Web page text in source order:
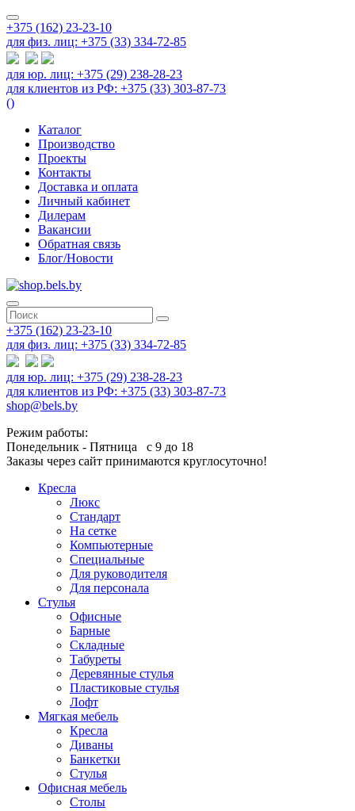
+375 (162) 23-23-10
для физ. лиц: +375 (33) 334-72-85
для юр. лиц: +375 (29) 238-28-23
для клиентов из РФ: +375 (33) 303-87-73
()
Каталог
Производство
Проекты
Контакты
Доставка и оплата
Личный кабинет
Дилерам
Вакансии
Обратная связь
Блог/Новости
+375 (162) 23-23-10
для физ. лиц: +375 (33) 334-72-85
для юр. лиц: +375 (29) 238-28-23
для клиентов из РФ: +375 (33) 303-87-73
shop@bels.by
Режим работы:
Понедельник - Пятница с 9 до 18
Заказы через сайт принимаются круглосуточно!
Кресла
Люкс
Стандарт
На сетке
Компьютерные
Специальные
Для руководителя
Для персонала
Стулья
Офисные
Барные
Складные
Табуреты
Деревянные стулья
Пластиковые стулья
Лофт
Мягкая мебель
Кресла
Диваны
Банкетки
Стулья
Офисная мебель
Столы